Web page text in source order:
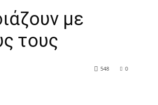
με
τους
0
548